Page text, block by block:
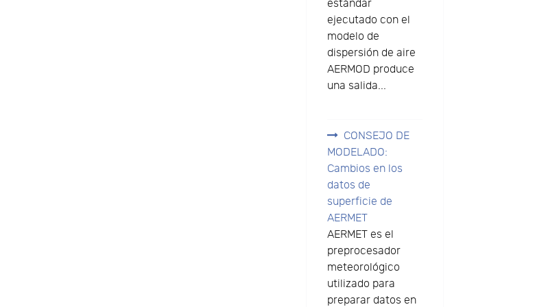
estándar
ejecutado con el
modelo de
dispersión de aire
AERMOD produce
una salida...
CONSEJO DE
MODELADO:
Cambios en los
datos de
superficie de
AERMET
AERMET es el
preprocesador
meteorológico
utilizado para
preparar datos en